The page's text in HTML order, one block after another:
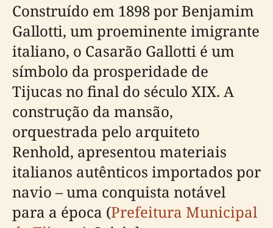
Construído em 1898 por Benjamim
Gallotti, um proeminente imigrante
italiano, o Casarão Gallotti é um
símbolo da prosperidade de
Tijucas no final do século XIX. A
construção da mansão,
orquestrada pelo arquiteto
Renhold, apresentou materiais
italianos autênticos importados por
navio – uma conquista notável
para a época (Prefeitura Municipal